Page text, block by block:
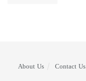
About Us Contact Us